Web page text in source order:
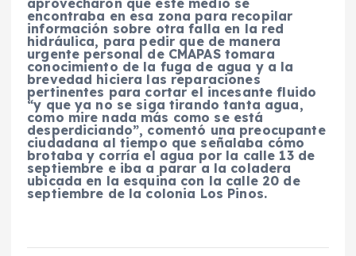
aprovecharon que este medio se
encontraba en esa zona para recopilar
información sobre otra falla en la red
hidráulica, para pedir que de manera
urgente personal de CMAPAS tomara
conocimiento de la fuga de agua y a la
brevedad hiciera las reparaciones
pertinentes para cortar el incesante fluido
“y que ya no se siga tirando tanta agua,
como mire nada más como se está
desperdiciando”, comentó una preocupante
ciudadana al tiempo que señalaba cómo
brotaba y corría el agua por la calle 13 de
septiembre e iba a parar a la coladera
ubicada en la esquina con la calle 20 de
septiembre de la colonia Los Pinos.